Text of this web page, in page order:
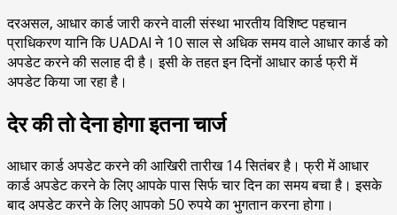
दरअसल, आधार कार्ड जारी करने वाली संस्था भारतीय विशिष्ट पहचान
प्राधिकरण यानि कि UADAI ने 10 साल से अधिक समय वाले आधार कार्ड को
अपडेट करने की सलाह दी है। इसी के तहत इन दिनों आधार कार्ड फ्री में
अपडेट किया जा रहा है।
देर की तो देना होगा इतना चार्ज
आधार कार्ड अपडेट करने की आखिरी तारीख 14 सितंबर है। फ्री में आधार
कार्ड अपडेट करने के लिए आपके पास सिर्फ चार दिन का समय बचा है। इसके
बाद अपडेट करने के लिए आपको 50 रुपये का भुगतान करना होगा।